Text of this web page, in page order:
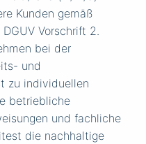
Kunden gemäß
Vorschrift 2.
bei der
und
zu individuellen
betriebliche
und fachliche
die nachhaltige